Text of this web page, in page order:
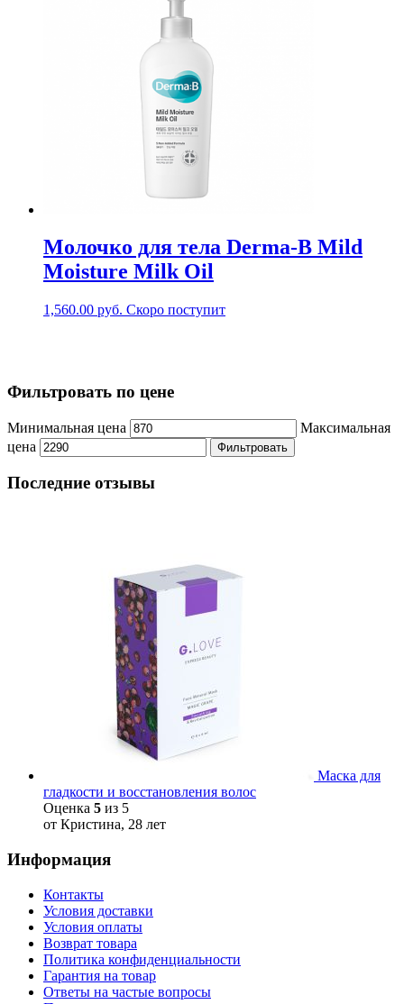
Молочко для тела Derma-B Mild
Moisture Milk Oil
1,560.00 руб. Скоро поступит
Фильтровать по цене
Минимальная цена
Максимальная
цена
Фильтровать
Последние отзывы
Маска для
гладкости и восстановления волос
Оценка 5 из 5
от Кристина, 28 лет
Информация
Контакты
Условия доставки
Условия оплаты
Возврат товара
Политика конфиденциальности
Гарантия на товар
Ответы на частые вопросы